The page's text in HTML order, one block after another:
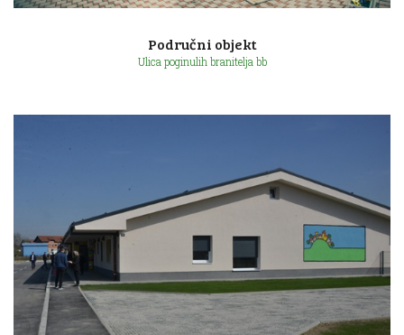
Područni objekt
Ulica poginulih branitelja bb